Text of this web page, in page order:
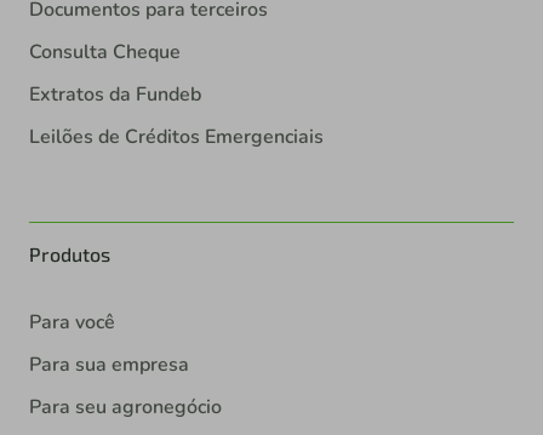
Documentos para terceiros
Consulta Cheque
Extratos da Fundeb
Leilões de Créditos Emergenciais
Produtos
Para você
Para sua empresa
Para seu agronegócio